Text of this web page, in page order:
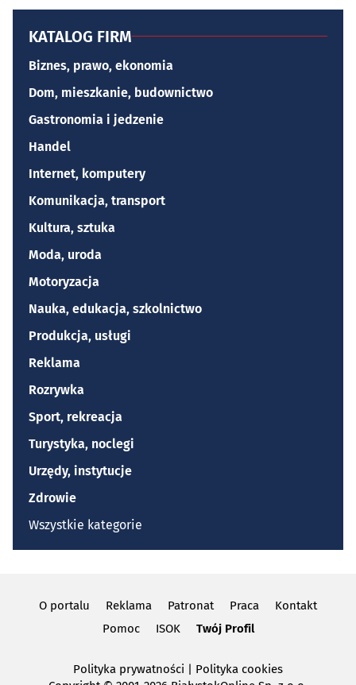
KATALOG FIRM
Biznes, prawo, ekonomia
Dom, mieszkanie, budownictwo
Gastronomia i jedzenie
Handel
Internet, komputery
Komunikacja, transport
Kultura, sztuka
Moda, uroda
Motoryzacja
Nauka, edukacja, szkolnictwo
Produkcja, usługi
Reklama
Rozrywka
Sport, rekreacja
Turystyka, noclegi
Urzędy, instytucje
Zdrowie
Wszystkie kategorie
O portalu Reklama Patronat Praca
Kontakt
Pomoc
ISOK Twój Profil
Polityka prywatności | Polityka cookies